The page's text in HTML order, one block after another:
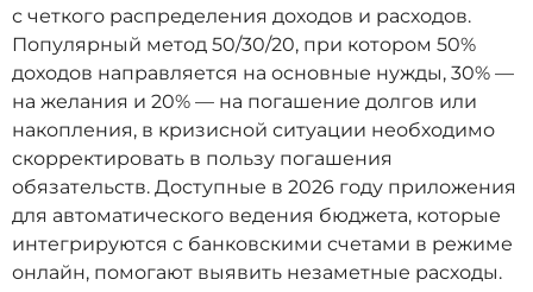
с четкого распределения доходов и расходов.
Популярный метод 50/30/20, при котором 50%
доходов направляется на основные нужды, 30% —
на желания и 20% — на погашение долгов или
накопления, в кризисной ситуации необходимо
скорректировать в пользу погашения
обязательств. Доступные в 2026 году приложения
для автоматического ведения бюджета, которые
интегрируются с банковскими счетами в режиме
онлайн, помогают выявить незаметные расходы.